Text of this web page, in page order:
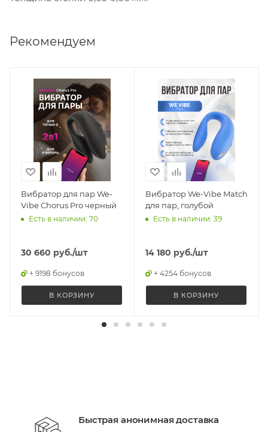
Рекомендуем
Вибратор для пар We-
Vibe Chorus Pro черный
Есть в наличии: 70
30 660 руб./шт
+ 9198 бонусов
В КОРЗИНУ
Вибратор We-Vibe Match
для пар, голубой
Есть в наличии: 39
14 180 руб./шт
+ 4254 бонусов
В КОРЗИНУ
Быстрая анонимная доставка